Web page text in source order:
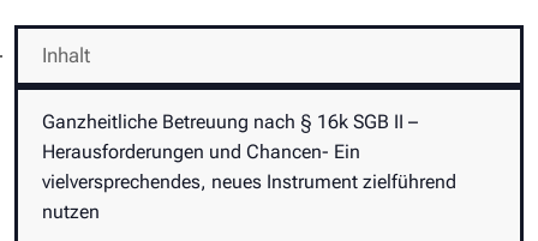
Inhalt
Ganzheitliche Betreuung nach § 16k SGB II –
Herausforderungen und Chancen- Ein
vielversprechendes, neues Instrument zielführend
nutzen